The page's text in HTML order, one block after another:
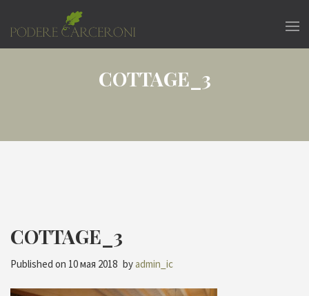
COTTAGE_3
COTTAGE_3
Published on 10 мая 2018 byadmin_ic